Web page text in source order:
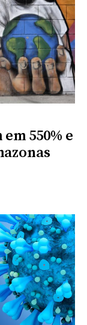
550% e